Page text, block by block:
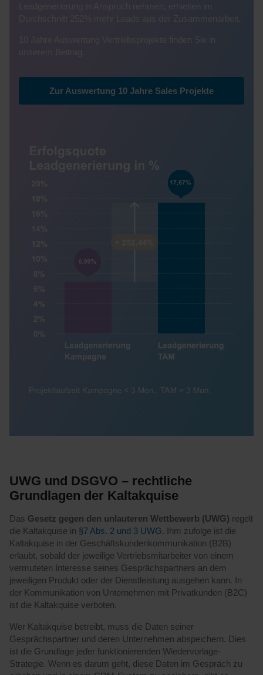
Durchschnitt 252% mehr Leads aus der Zusammenarbeit.
10 Jahre Auswertung Vertriebsprojekte finden Sie in
Zur Auswertung 10 Jahre Sales Projekte
UWG und DSGVO – rechtliche
Grundlagen der Kaltakquise
Das Gesetz gegen den unlauteren Wettbewerb (UWG) regelt
die Kaltakquise in §7 Abs. 2 und 3 UWG. Ihm zufolge ist die
Kaltakquise in der Geschäftskundenkommunikation (B2B)
erlaubt, sobald der jeweilige Vertriebsmitarbeiter von einem
vermuteten Interesse seines Gesprächspartners an dem
jeweiligen Produkt oder der Dienstleistung ausgehen kann. In
der Kommunikation von Unternehmen mit Privatkunden (B2C)
ist die Kaltakquise verboten.
Wer Kaltakquise betreibt, muss die Daten seiner
Gesprächspartner und deren Unternehmen abspeichern. Dies
ist die Grundlage jeder funktionierenden Wiedervorlage-
Strategie. Wenn es darum geht, diese Daten im Gespräch zu